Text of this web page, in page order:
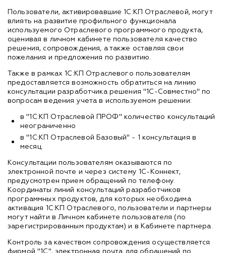
Пользователи, активировавшие 1С:КП Отраслевой, могут
влиять на развитие профильного функционала
используемого Отраслевого программного продукта,
оценивая в личном кабинете пользователя качество
решения, сопровождения, а также оставляя свои
пожелания и предложения по развитию.
Также в рамках 1С:КП Отраслевого пользователям
предоставляется возможность обратиться на линию
консультации разработчика решения "1С-Совместно" по
вопросам ведения учета в используемом решении:
в "1С:КП Отраслевой ПРОФ" количество консультаций
неограниченно
в "1С:КП Отраслевой Базовый" - 1 консультация в
месяц.
Консультации пользователям оказываются по
электронной почте и через систему 1С-Коннект,
предусмотрен прием обращений по телефону.
Координаты линий консультаций разработчиков
программных продуктов, для которых необходима
активация 1С:КП Отраслевого, пользователи и партнеры
могут найти в Личном кабинете пользователя (по
зарегистрированным продуктам) и в Кабинете партнера.
Контроль за качеством сопровождения осуществляется
фирмой "1С", электронная почта для обращений по